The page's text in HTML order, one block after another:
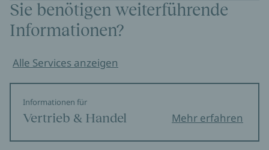
Sie benötigen weiterführende
Informationen?
Alle Services anzeigen
Informationen für
Vertrieb & Handel Mehr erfahren